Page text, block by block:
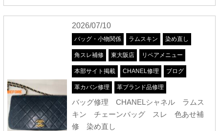
2026/07/10
バッグ・小物関係 ラムスキン 染め直し
角スレ補修 東大阪店 リペアメニュー
本部サイト掲載 CHANEL修理 ブログ
革カバン修理 革ブランド品修理
バッグ修理 CHANELシャネル ラムス
キン チェーンバッグ スレ 色あせ補
修 染め直し